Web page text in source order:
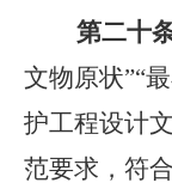
第二十
文物原状”“
护工程设计
范要求，符